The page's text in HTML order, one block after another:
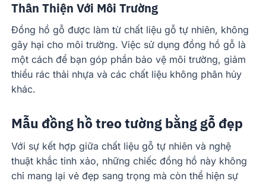
Thân Thiện Với Môi Trường
Đồng hồ gỗ được làm từ chất liệu gỗ tự nhiên, không
gây hại cho môi trường. Việc sử dụng đồng hồ gỗ là
một cách để bạn góp phần bảo vệ môi trường, giảm
thiểu rác thải nhựa và các chất liệu không phân hủy
khác.
Mẫu đồng hồ treo tường bằng gỗ đẹp
Với sự kết hợp giữa chất liệu gỗ tự nhiên và nghệ
thuật khắc tinh xảo, những chiếc đồng hồ này không
chỉ mang lại vẻ đẹp sang trọng mà còn thể hiện sự